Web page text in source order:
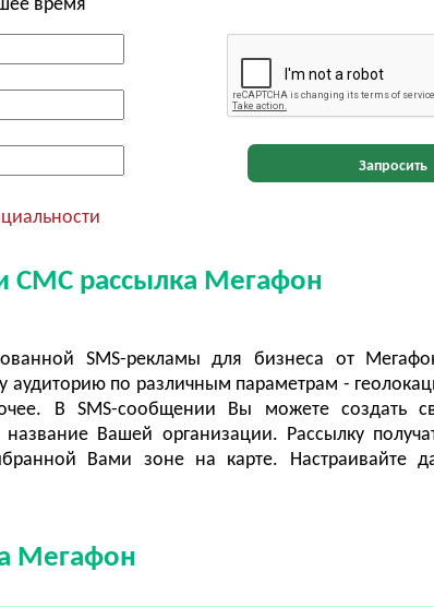
время
Запросить
СМС рассылка Мегафон
SMS-рекламы для бизнеса от
аудиторию по различным параметрам -
В SMS-сообщении Вы можете создать
Вашей организации. Рассылку
Вами зоне на карте. Настраивайте
Мегафон